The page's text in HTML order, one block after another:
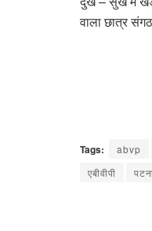
वाला छात्र
Tags: abvp
एबीवीपी